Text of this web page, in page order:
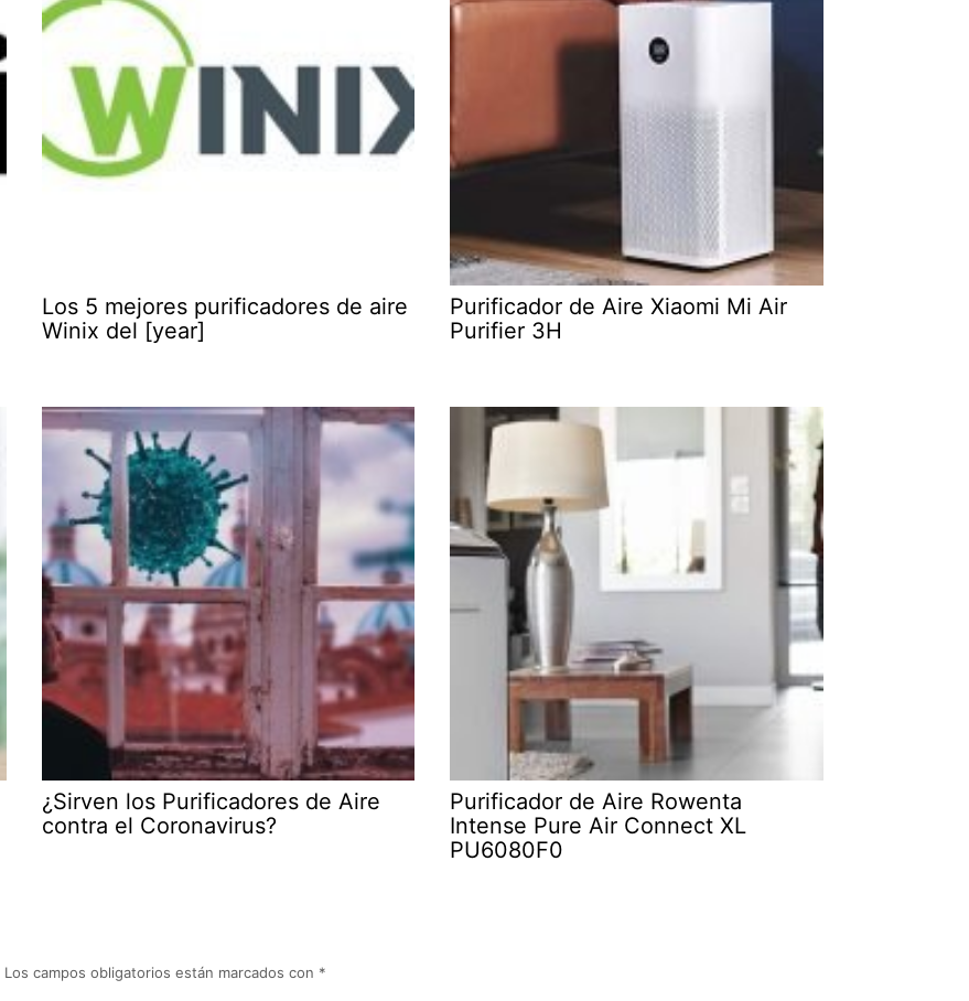
Los 5 mejores purificadores de aire
Winix del [year]
Purificador de Aire Xiaomi Mi Air
Purifier 3H
¿Sirven los Purificadores de Aire
contra el Coronavirus?
Purificador de Aire Rowenta
Intense Pure Air Connect XL
PU6080F0
Los campos obligatorios están marcados con *